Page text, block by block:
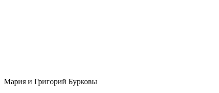
Мария и Григорий Бурковы